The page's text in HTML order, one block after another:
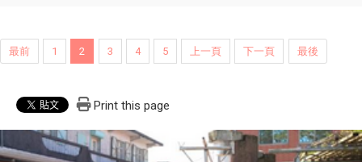
最前 1 2 3 4 5 上一頁 下一頁 最後
Print this page